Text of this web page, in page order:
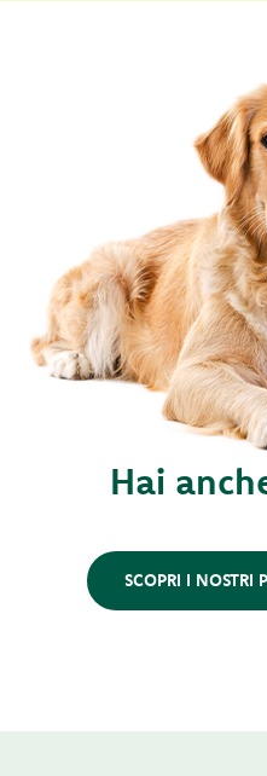
Hai
SCOPRI I NOSTRI